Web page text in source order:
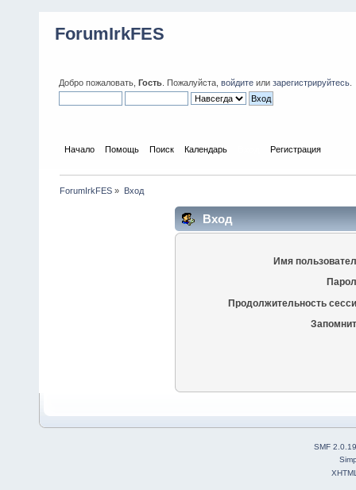
ForumIrkFES
Добро пожаловать, Гость . Пожалуйста, войдите или зарегистрируйтесь
Начало Помощь Поиск Календарь Регистрация
ForumIrkFES » Вход
Вход
Имя
Продолжительность
SMF 2.0.19